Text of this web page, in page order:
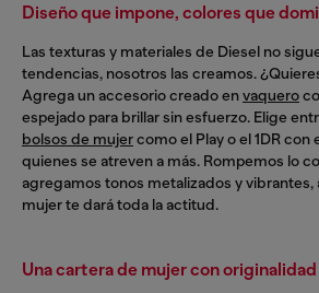
Diseño que impone, colores que
Las texturas y materiales de Diesel no
tendencias, nosotros las creamos.
Agrega un accesorio creado envaquero
espejado para brillar sin esfuerzo. Elige
bolsos de mujercomo el Play o el 1DR con
quienes se atreven a más. Rompemos lo
agregamos tonos metalizados y vibrantes,
mujer te dará toda la actitud.
Una cartera de mujer con originalidad